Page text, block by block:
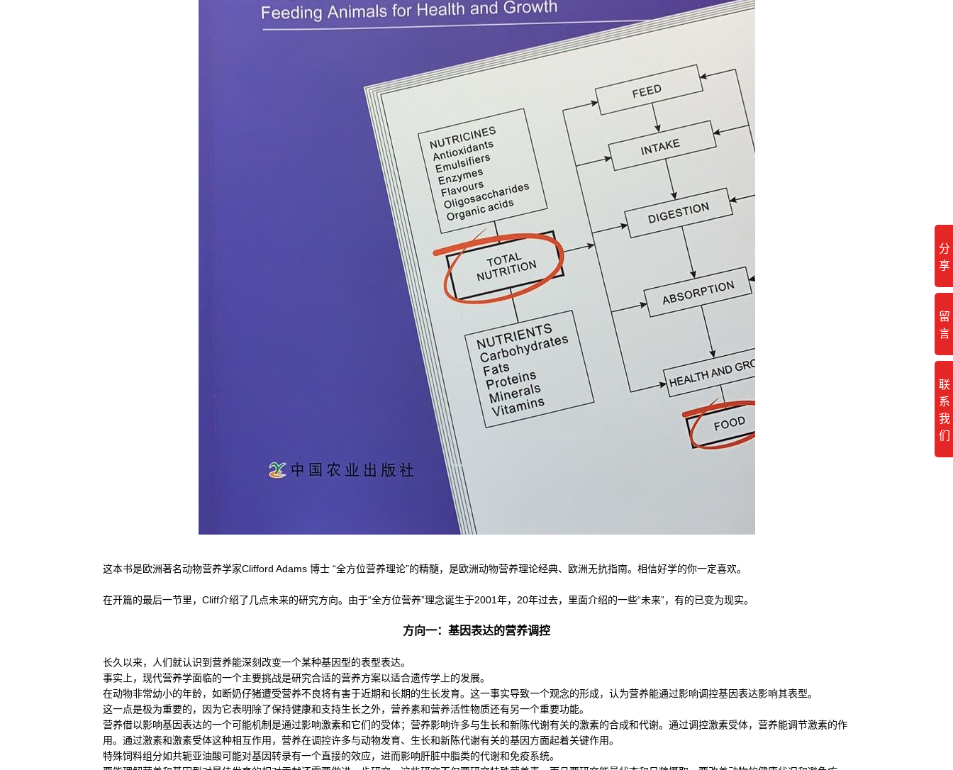
分
享
留
言
联
系
我
们
这本书是欧洲著名动物营养学家Clifford Adams 博士 “全方位营养理论”的精髓，是欧洲动物营养理论经典、欧洲无抗指南。相信好学的你一定喜欢。
在开篇的最后一节里，Cliff介绍了几点未来的研究方向。由于“全方位营养”理念诞生于2001年，20年过去，里面介绍的一些“未来”，有的已变为现实。
方向一：基因表达的营养调控
长久以来，人们就认识到营养能深刻改变一个某种基因型的表型表达。
事实上，现代营养学面临的一个主要挑战是研究合适的营养方案以适合遗传学上的发展。
在动物非常幼小的年龄，如断奶仔猪遭受营养不良将有害于近期和长期的生长发育。这一事实导致一个观念的形成，认为营养能通过影响调控基因表达影响其表型。
这一点是极为重要的，因为它表明除了保持健康和支持生长之外，营养素和营养活性物质还有另一个重要功能。
营养借以影响基因表达的一个可能机制是通过影响激素和它们的受体；营养影响许多与生长和新陈代谢有关的激素的合成和代谢。通过调控激素受体，营养能调节激素的作
用。通过激素和激素受体这种相互作用，营养在调控许多与动物发育、生长和新陈代谢有关的基因方面起着关键作用。
特殊饲料组分如共轭亚油酸可能对基因转录有一个直接的效应，进而影响肝脏中脂类的代谢和免疫系统。